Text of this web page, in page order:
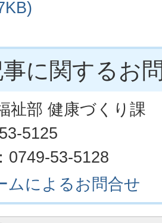
に関するお
祉部 健康づくり課
5125
0749-53-5128
ムによるお問合せ